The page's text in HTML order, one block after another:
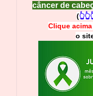
câncer de
(
Clique acima
o